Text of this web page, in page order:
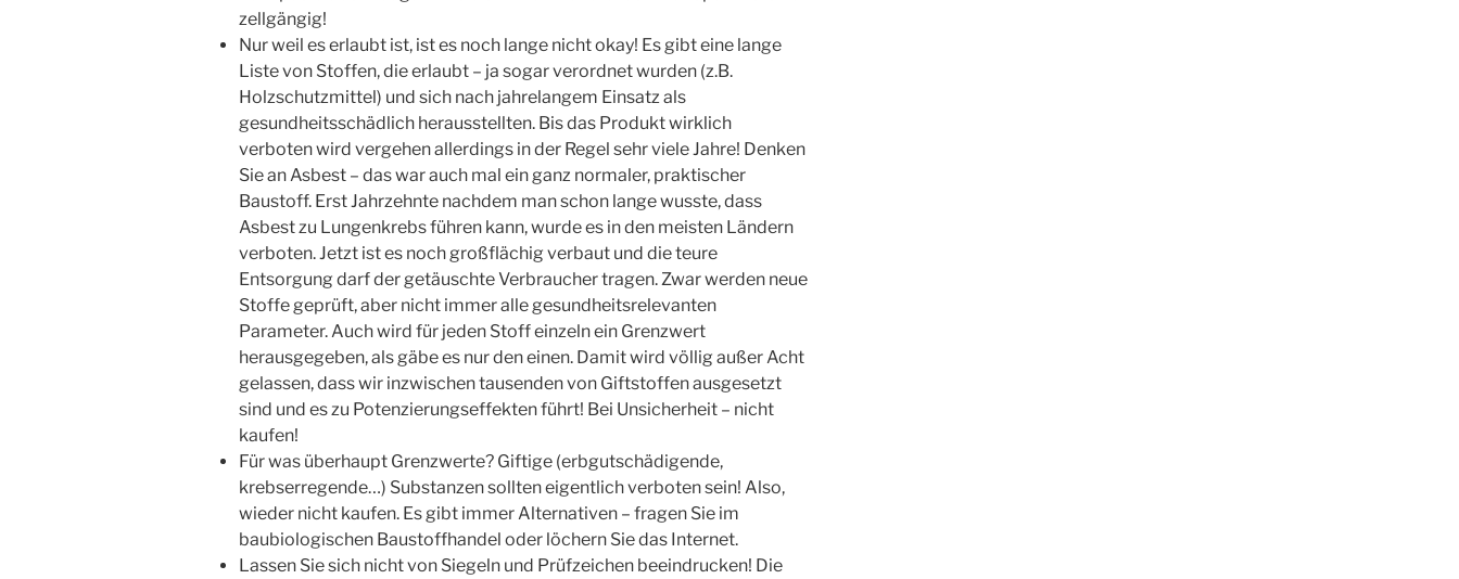
zellgängig!
Nur weil es erlaubt ist, ist es noch lange nicht okay! Es gibt eine lange
Liste von Stoffen, die erlaubt – ja sogar verordnet wurden (z.B.
Holzschutzmittel) und sich nach jahrelangem Einsatz als
gesundheitsschädlich herausstellten. Bis das Produkt wirklich
verboten wird vergehen allerdings in der Regel sehr viele Jahre! Denken
Sie an Asbest – das war auch mal ein ganz normaler, praktischer
Baustoff. Erst Jahrzehnte nachdem man schon lange wusste, dass
Asbest zu Lungenkrebs führen kann, wurde es in den meisten Ländern
verboten. Jetzt ist es noch großflächig verbaut und die teure
Entsorgung darf der getäuschte Verbraucher tragen. Zwar werden neue
Stoffe geprüft, aber nicht immer alle gesundheitsrelevanten
Parameter. Auch wird für jeden Stoff einzeln ein Grenzwert
herausgegeben, als gäbe es nur den einen. Damit wird völlig außer Acht
gelassen, dass wir inzwischen tausenden von Giftstoffen ausgesetzt
sind und es zu Potenzierungseffekten führt! Bei Unsicherheit – nicht
kaufen!
Für was überhaupt Grenzwerte? Giftige (erbgutschädigende,
krebserregende…) Substanzen sollten eigentlich verboten sein! Also,
wieder nicht kaufen. Es gibt immer Alternativen – fragen Sie im
baubiologischen Baustoffhandel oder löchern Sie das Internet.
Lassen Sie sich nicht von Siegeln und Prüfzeichen beeindrucken! Die